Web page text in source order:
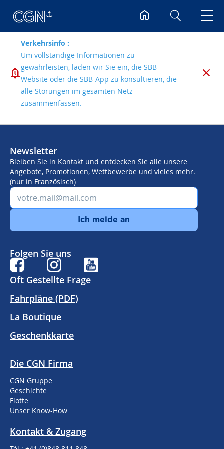
Verkehrsinfo :
Um vollständige Informationen zu
gewährleisten, laden wir Sie ein, die SBB-
Website oder die SBB-App zu konsultieren, die
alle Störungen im gesamten Netz
zusammenfassen.
Oft Gestellte Frage
Fahrpläne (PDF)
La Boutique
Geschenkkarte
Die CGN Firma
CGN Gruppe
Geschichte
Flotte
Unser Know-How
Kontakt & Zugang
Newsletter
Bleiben Sie in Kontakt und entdecken Sie alle unsere
Angebote, Promotionen, Wettbewerbe und vieles mehr.
(nur in Französisch)
Ich melde an
Folgen Sie uns